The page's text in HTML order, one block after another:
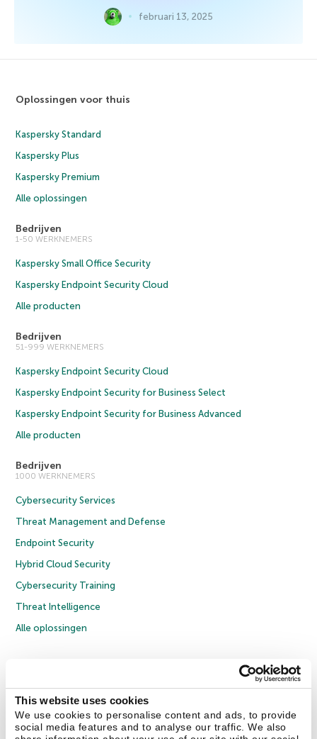
This website uses cookies
We use cookies to personalise content and ads, to provide
social media features and to analyse our traffic. We also
februari 13, 2025
Oplossingen voor thuis
Kaspersky Standard
Kaspersky Plus
Kaspersky Premium
Alle oplossingen
Bedrijven
1-50 WERKNEMERS
Kaspersky Small Office Security
Kaspersky Endpoint Security Cloud
Alle producten
Bedrijven
51-999 WERKNEMERS
Kaspersky Endpoint Security Cloud
Kaspersky Endpoint Security for Business Select
Kaspersky Endpoint Security for Business Advanced
Alle producten
Bedrijven
1000 WERKNEMERS
Cybersecurity Services
Threat Management and Defense
Endpoint Security
Hybrid Cloud Security
Cybersecurity Training
Threat Intelligence
Alle oplossingen
Privacybeleid
Licentieovereenkomst B2B
Cookies
Contact Us Over ons Partners Blog Resource Center
Persberichten